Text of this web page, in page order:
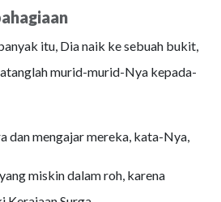
itu, Dia naik ke sebuah bukit,
murid-murid-Nya kepada-
dan mengajar mereka, kata-Nya,
miskin dalam roh, karena